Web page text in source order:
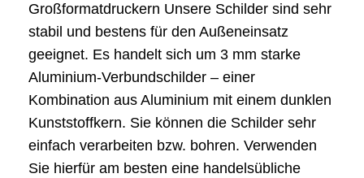
Großformatdruckern Unsere Schilder sind sehr
stabil und bestens für den Außeneinsatz
geeignet. Es handelt sich um 3 mm starke
Aluminium-Verbundschilder – einer
Kombination aus Aluminium mit einem dunklen
Kunststoffkern. Sie können die Schilder sehr
einfach verarbeiten bzw. bohren. Verwenden
Sie hierfür am besten eine handelsübliche